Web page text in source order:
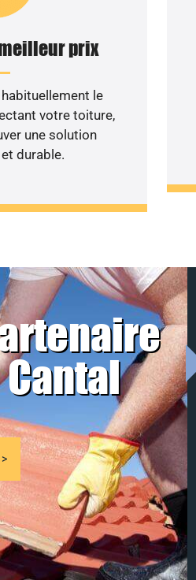
prix
le
votre toiture,
une solution
durable.